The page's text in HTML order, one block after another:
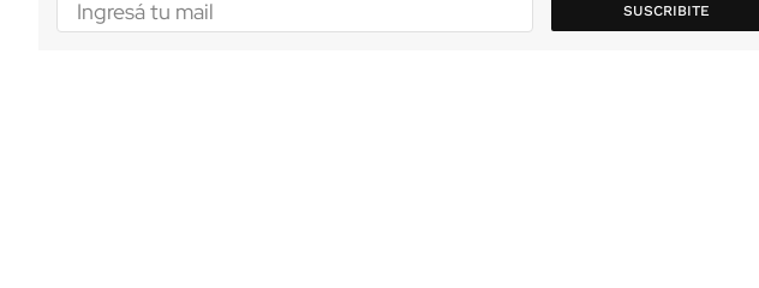
SUSCRIBITE